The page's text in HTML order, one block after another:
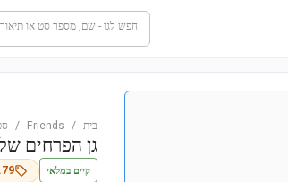
חפש לגו - שם, מספר סט או תיאור
בית /
Friends
/
גן הפרחים
קיים במלאי